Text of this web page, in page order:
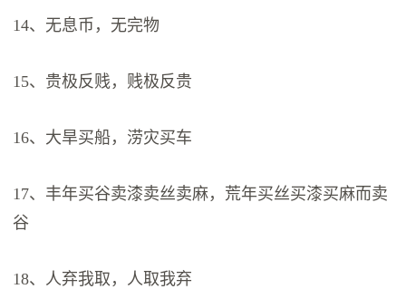
14、无息币，无完物
15、贵极反贱，贱极反贵
16、大旱买船，涝灾买车
17、丰年买谷卖漆卖丝卖麻，荒年买丝买漆买麻而卖
谷
18、人弃我取，人取我弃